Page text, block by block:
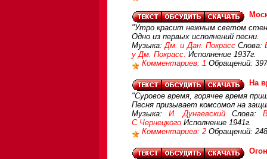
"Утро красит нежным светом
Одно из первых исполнений песни.
Музыка:Дм. и Дан. ПокрассСлова:
у Дм. Покрасс. Исполнение 1937г.
Комментариев: 1 Обращений:
На
"Суровое время, горячее время
Песня призывает комсомол на
Музыка: И. Дунаевский Слова:
С.Чернецкого Исполнение 1941г.
Комментариев: 2 Обращений: